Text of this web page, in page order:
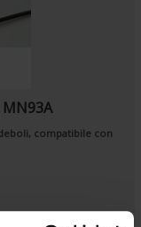
MN93A
compatibile con